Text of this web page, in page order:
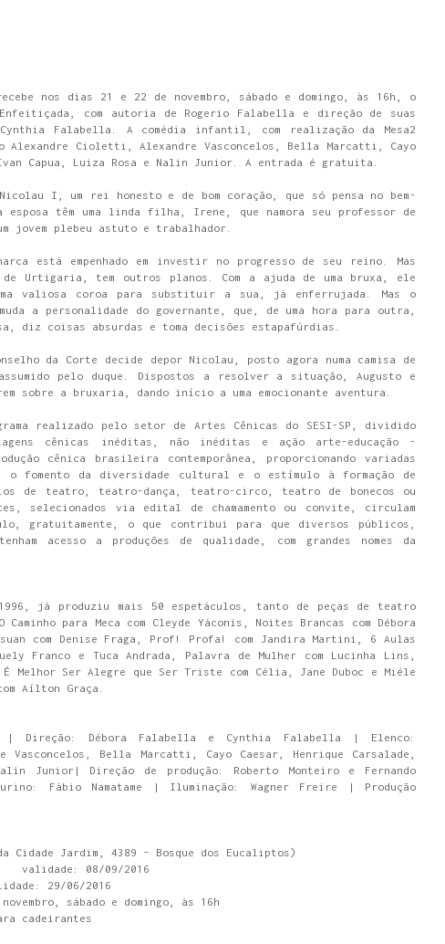
recebe nos dias 21 e 22 de novembro, sábado e domingo, às 16h, o
com autoria de Rogerio Falabella e direção de suas
Falabella. A comédia infantil, com realização da Mesa2
Alexandre Cioletti, Alexandre Vasconcelos, Bella Marcatti, Cayo
Capua, Luiza Rosa e Nalin Junior. A entrada é gratuita.
I, um rei honesto e de bom coração, que só pensa no bem-
têm uma linda filha, Irene, que namora seu professor de
jovem plebeu astuto e trabalhador.
está empenhado em investir no progresso de seu reino. Mas
Urtigaria, tem outros planos. Com a ajuda de uma bruxa, ele
valiosa coroa para substituir a sua, já enferrujada. Mas o
a personalidade do governante, que, de uma hora para outra,
diz coisas absurdas e toma decisões estapafúrdias.
da Corte decide depor Nicolau, posto agora numa camisa de
pelo duque. Dispostos a resolver a situação, Augusto e
sobre a bruxaria, dando início a uma emocionante aventura.
realizado pelo setor de Artes Cênicas do SESI-SP, dividido
cênicas inéditas, não inéditas e ação arte-educação -
cênica brasileira contemporânea, proporcionando variadas
o fomento da diversidade cultural e o estímulo à formação de
de teatro, teatro-dança, teatro-circo, teatro de bonecos ou
selecionados via edital de chamamento ou convite, circulam
gratuitamente, o que contribui para que diversos públicos,
acesso a produções de qualidade, com grandes nomes da
1996, já produziu mais 50 espetáculos, tanto de peças de teatro
para Meca com Cleyde Yáconis, Noites Brancas com Débora
com Denise Fraga, Prof! Profa! com Jandira Martini, 6 Aulas
Franco e Tuca Andrada, Palavra de Mulher com Lucinha Lins,
Melhor Ser Alegre que Ser Triste com Célia, Jane Duboc e Miéle
Aílton Graça.
| Direção: Débora Falabella e Cynthia Falabella | Elenco:
Bella Marcatti, Cayo Caesar, Henrique Carsalade,
Junior| Direção de produção: Roberto Monteiro e Fernando
Fábio Namatame | Iluminação: Wagner Freire | Produção
Cidade Jardim, 4389 – Bosque dos Eucaliptos)
08/09/2016
29/06/2016
sábado e domingo, às 16h
cadeirantes